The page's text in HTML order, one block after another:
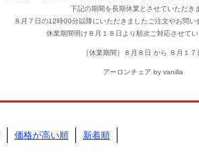
下記の期間を長期休業とさせていただき
８月７日の12時00分以降にいただきましたご注文やお問い
休業期間明け８月１８日より順次ご対応させてい
［休業期間］８月８日 から ８月１７
アーロンチェア by vanilla
価格が高い順 新着順